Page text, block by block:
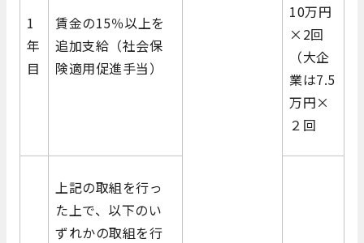
1
年
目
賃金の15％以上を
追加支給（社会保
険適用促進手当）
10万円
×2回
（大企
業は7.5
万円×
２回
上記の取組を行っ
た上で、以下のい
ずれかの取組を行